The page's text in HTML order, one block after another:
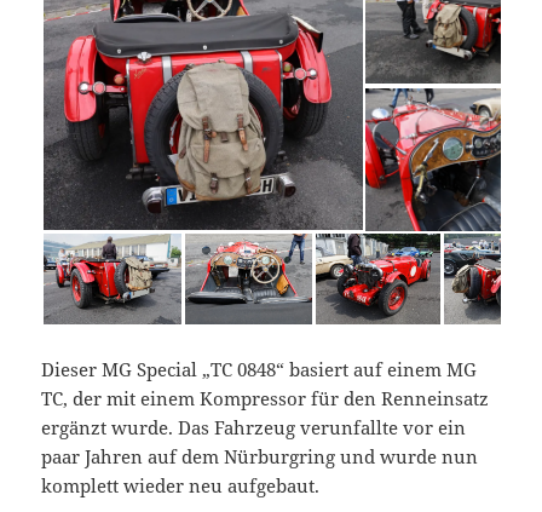
Dieser MG Special „TC 0848“ basiert auf einem MG
TC, der mit einem Kompressor für den Renneinsatz
ergänzt wurde. Das Fahrzeug verunfallte vor ein
paar Jahren auf dem Nürburgring und wurde nun
komplett wieder neu aufgebaut.